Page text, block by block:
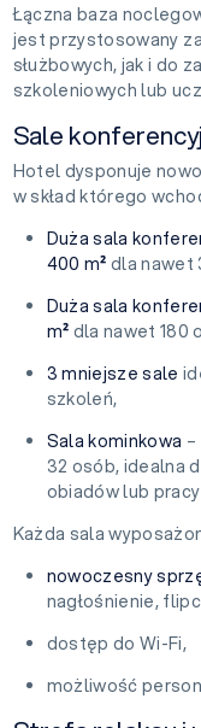
Łączna baza
jest przystosowany
służbowych, jak i do
szkoleniowych lub
Sale
Hotel dysponuje
w skład którego
Duża sala
400 m² dla nawet
Duża sala
m² dla nawet 180
3 mniejsze sale
szkoleń,
Sala kominkowa
32 osób, idealna
obiadów lub
Każda sala
nowoczesny
nagłośnienie,
dostęp do Wi-Fi,
możliwość